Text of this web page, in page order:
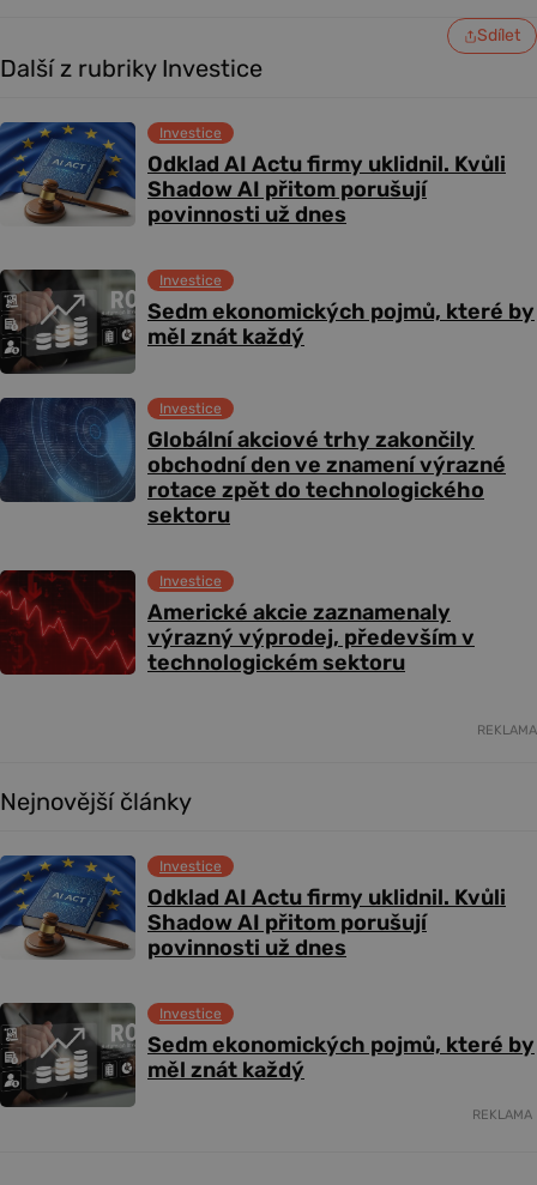
Sdílet
Další z rubriky Investice
Odklad AI Actu firmy uklidnil. Kvůli
Shadow AI přitom porušují
povinnosti už dnes
Investice
Sedm ekonomických pojmů, které by
měl znát každý
Investice
Globální akciové trhy zakončily
obchodní den ve znamení výrazné
rotace zpět do technologického
sektoru
Investice
Americké akcie zaznamenaly
výrazný výprodej, především v
technologickém sektoru
Investice
REKLAMA
Nejnovější články
Odklad AI Actu firmy uklidnil. Kvůli
Shadow AI přitom porušují
povinnosti už dnes
Investice
Sedm ekonomických pojmů, které by
měl znát každý
Investice
REKLAMA